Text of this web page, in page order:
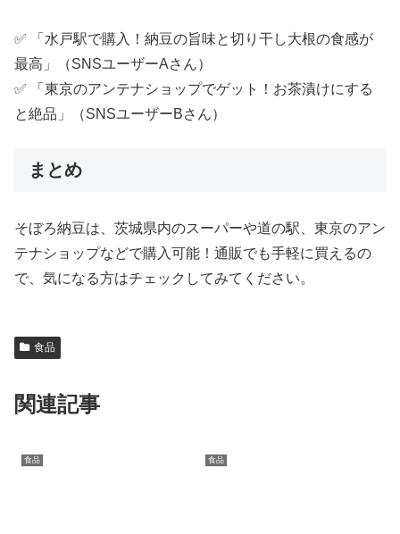
✅ 「水戸駅で購入！納豆の旨味と切り干し大根の食感が
最高」（SNSユーザーAさん）
✅ 「東京のアンテナショップでゲット！お茶漬けにする
と絶品」（SNSユーザーBさん）
まとめ
そぼろ納豆は、茨城県内のスーパーや道の駅、東京のアン
テナショップなどで購入可能！通販でも手軽に買えるの
で、気になる方はチェックしてみてください。
食品
関連記事
食品 食品